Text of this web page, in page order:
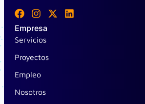
F
c
e
o
o
k
I
s
t
g
r
a
m
X
L
Empresa
Servicios
Proyectos
Empleo
Nosotros